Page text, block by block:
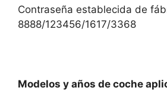
Contraseña establecida de
8888/123456/1617/3368
Modelos y años de coche